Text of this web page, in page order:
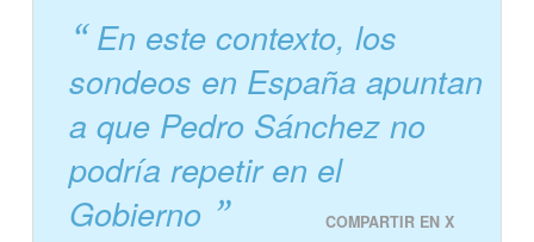
En este contexto, los
sondeos en España apuntan
a que Pedro Sánchez no
podría repetir en el
Gobierno
COMPARTIR EN X